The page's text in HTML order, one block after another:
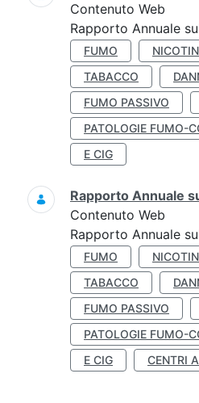
Contenuto Web
Rapporto Annuale
FUMO
TABACCO
FUMO PASSIVO
PATOLOGIE FUMO-
E CIG
Rapporto Annuale
Contenuto Web
Rapporto Annuale
FUMO
TABACCO
FUMO PASSIVO
PATOLOGIE FUMO-
E CIG
CENTRI